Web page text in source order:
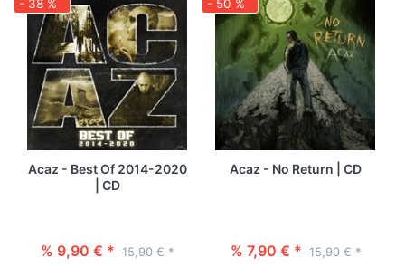
- 38 %
Acaz - Best Of 2014-2020
| CD
% 9,90 € * 15,90 € *
- 50 %
Acaz - No Return | CD
% 7,90 € * 15,90 € *